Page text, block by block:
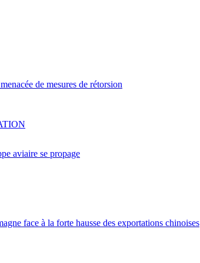
de mesures de rétorsion
aviaire se propage
face à la forte hausse des exportations chinoises